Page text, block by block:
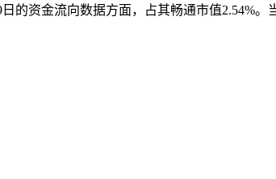
资金流向数据方面，占其畅通市值2.54%。